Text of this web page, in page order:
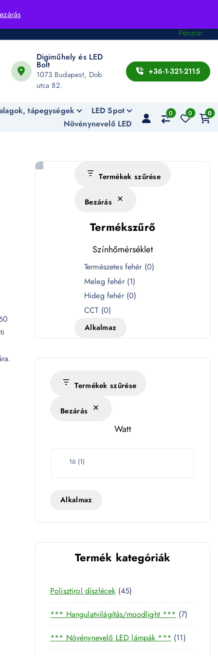
Pénztár
Digiműhely és LED
Bolt
1073 Budapest, Dob
utca 82.
+36-1-321-2115
tápegységek
LED Spot
Növénynevelő LED
0 0 0
- 21695 mennyiség
Termékek szűrése
Bezárás
Termékszűrő
Színhőmérséklet
é
s
k
Természetes fehér (0)
Meleg fehér (1)
Hideg fehér (0)
CCT (0)
Alkalmaz
Termékek szűrése
Bezárás
Watt
W
t
16 (1)
Alkalmaz
Termék kategóriák
Polisztirol díszlécek 454
5
t
e
r
*** Hangulatvilágítás/moodlight *** 77
t
e
r
*** Növénynevelő LED lámpák *** 111
1